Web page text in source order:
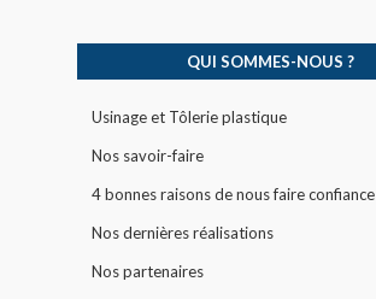
QUI SOMMES-NOUS ?
Usinage et Tôlerie plastique
Nos savoir-faire
4 bonnes raisons de nous faire confiance
Nos dernières réalisations
Nos partenaires